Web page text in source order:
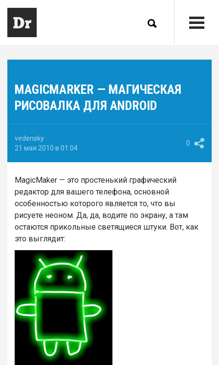
MAGICMARKER — МАГИЧЕСКАЯ
РИСОВАЛКА ДЛЯ ANDROID
vedensky
21 мая 2010 в 01:04
0
MagicMaker — это простенький графический
редактор для вашего телефона, основной
особенностью которого является то, что вы
рисуете неоном. Да, да, водите по экрану, а там
остаются прикольные светящиеся штуки. Вот, как
это выглядит: